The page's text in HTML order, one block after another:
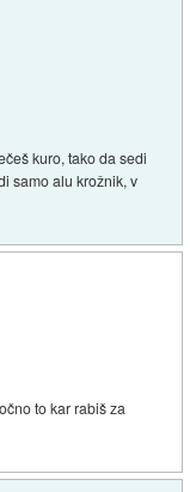
kuro, tako da sedi
samo alu krožnik, v
to kar rabiš za